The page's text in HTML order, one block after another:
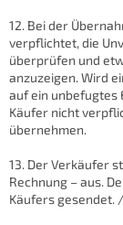
12. Bei der
verpflichtet, die
überprüfen und
anzuzeigen. Wird
auf ein unbefugtes
Käufer nicht
übernehmen.
13. Der Verkäufer
Rechnung – aus.
Käufers gesendet.